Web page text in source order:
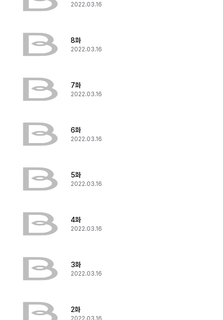
2022.03.16
8화
2022.03.16
7화
2022.03.16
6화
2022.03.16
5화
2022.03.16
4화
2022.03.16
3화
2022.03.16
2화
2022.03.16